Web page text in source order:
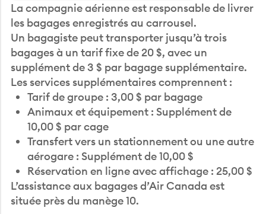
La compagnie aérienne est responsable de livrer
les bagages enregistrés au carrousel.
Un bagagiste peut transporter jusqu’à trois
bagages à un tarif fixe de 20 $, avec un
supplément de 3 $ par bagage supplémentaire.
Les services supplémentaires comprennent :
Tarif de groupe : 3,00 $ par bagage
Animaux et équipement : Supplément de
10,00 $ par cage
Transfert vers un stationnement ou une autre
aérogare : Supplément de 10,00 $
Réservation en ligne avec affichage : 25,00 $
L’assistance aux bagages d’Air Canada est
située près du manège 10.